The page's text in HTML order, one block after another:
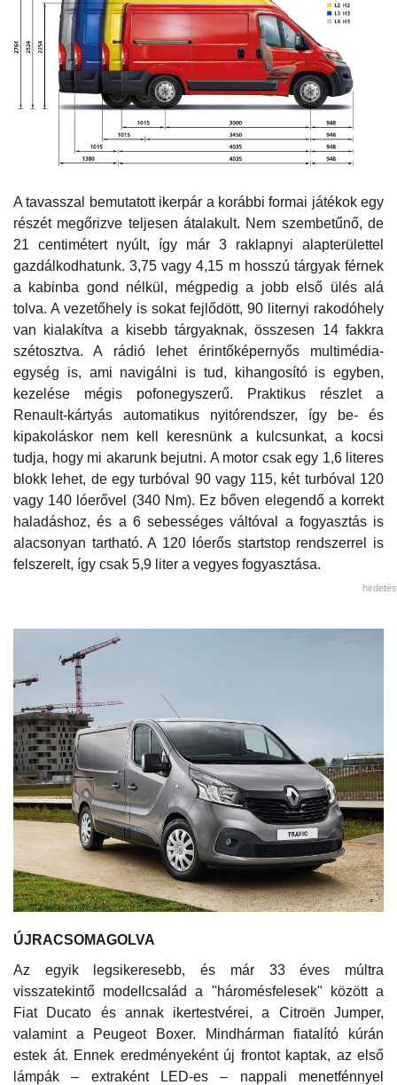
A tavasszal bemutatott ikerpár a korábbi formai játékok egy
részét megőrizve teljesen átalakult. Nem szembetűnő, de
21 centimétert nyúlt, így már 3 raklapnyi alapterülettel
gazdálkodhatunk. 3,75 vagy 4,15 m hosszú tárgyak férnek
a kabinba gond nélkül, mégpedig a jobb első ülés alá
tolva. A vezetőhely is sokat fejlődött, 90 liternyi rakodóhely
van kialakítva a kisebb tárgyaknak, összesen 14 fakkra
szétosztva. A rádió lehet érintőképernyős multimédia-
egység is, ami navigálni is tud, kihangosító is egyben,
kezelése mégis pofonegyszerű. Praktikus részlet a
Renault-kártyás automatikus nyitórendszer, így be- és
kipakoláskor nem kell keresnünk a kulcsunkat, a kocsi
tudja, hogy mi akarunk bejutni. A motor csak egy 1,6 literes
blokk lehet, de egy turbóval 90 vagy 115, két turbóval 120
vagy 140 lóerővel (340 Nm). Ez bőven elegendő a korrekt
haladáshoz, és a 6 sebességes váltóval a fogyasztás is
alacsonyan tartható. A 120 lóerős startstop rendszerrel is
felszerelt, így csak 5,9 liter a vegyes fogyasztása.
hirdetés
ÚJRACSOMAGOLVA
Az egyik legsikeresebb, és már 33 éves múltra
visszatekintő modellcsalád a "háromésfelesek" között a
Fiat Ducato és annak ikertestvérei, a Citroën Jumper,
valamint a Peugeot Boxer. Mindhárman fiatalító kúrán
estek át. Ennek eredményeként új frontot kaptak, az első
lámpák – extraként LED-es – nappali menetfénnyel